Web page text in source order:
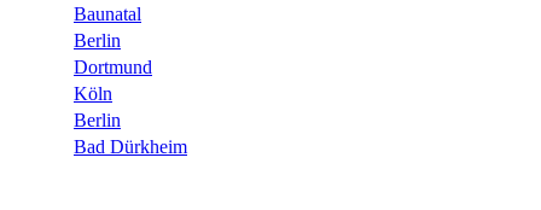
Baunatal
Berlin
Dortmund
Köln
Berlin
Bad Dürkheim